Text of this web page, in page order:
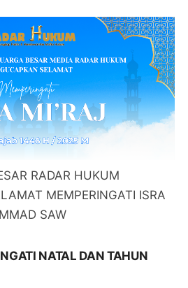
RADAR HUKUM
MEMPERINGATI ISRA
SAW
NATAL DAN TAHUN